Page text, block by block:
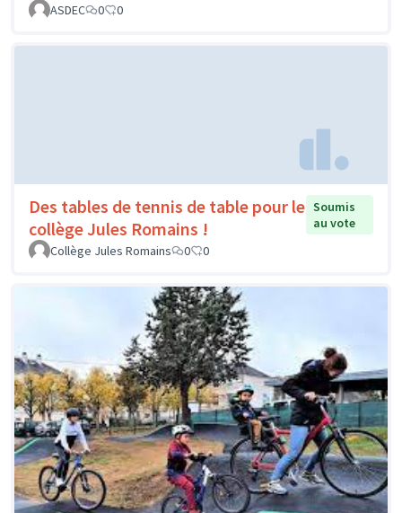
ASDEC 0 0
Des tables de tennis de table pour le
collège Jules Romains !
Soumis
au vote
Collège Jules Romains
0 0